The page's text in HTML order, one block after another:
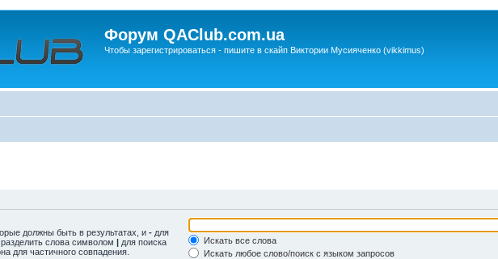
Форум QAClub.com.ua
Чтобы зарегистрироваться - пишите в скайп Виктории Мусияченко (vikkimus)
должны быть в результатах, и - для
слова символом | для поиска
для частичного совпадения.
Искать все слова
Искать любое слово/поиск с языком запросов